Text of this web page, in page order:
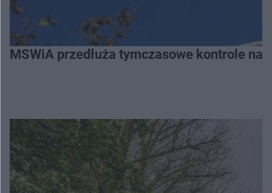
MSWiA przedłuża tymczasowe kontrole